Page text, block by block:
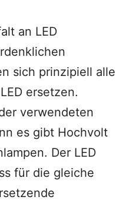
an LED
sich prinzipiell alle
ersetzen.
verwendeten
es gibt Hochvolt
Der LED
für die gleiche